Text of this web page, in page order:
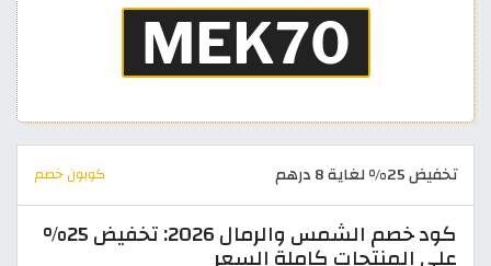
تخفيض 25% لغاية 8 درهم كوبون خصم
كود خصم الشمس والرمال 2026: تخفيض 25%
على المنتجات كاملة السعر